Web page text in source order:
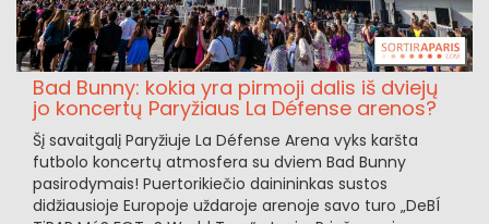
Bad Bunny: kokia yra pirmoji dalis iš dviejų
jo koncertų Paryžiaus La Défense arenos?
Šį savaitgalį Paryžiuje La Défense Arena vyks karšta
futbolo koncertų atmosfera su dviem Bad Bunny
pasirodymais! Puertorikiečio dainininkas sustos
didžiausioje Europoje uždaroje arenoje savo turo „DeBÍ